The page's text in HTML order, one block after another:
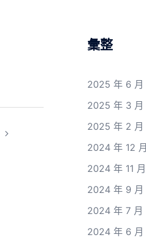
彙整
2025 年 6 月
2025 年 3 月
2025 年 2 月
2024 年 12 月
2024 年 11 月
2024 年 9 月
2024 年 7 月
2024 年 6 月